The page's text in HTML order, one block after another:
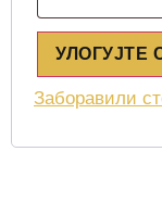
УЛОГУЈТЕ
Заборавили